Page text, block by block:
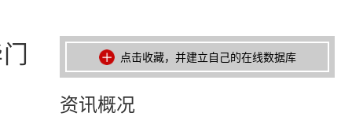
点击收藏，并建立自己的在线数据库
资讯概况